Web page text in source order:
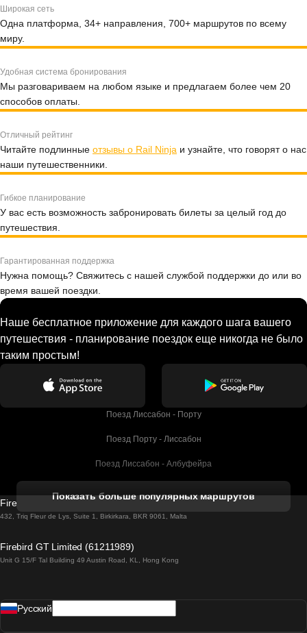
Широкая сеть
Одна платформа, 34+ направления, 700+ маршрутов по всему
миру.
Удобная система бронирования
Мы разговариваем на любом языке и предлагаем более чем 20
способов оплаты.
Отличный рейтинг
Читайте подлинные отзывы о Rail Ninja и узнайте, что говорят о нас
наши путешественники.
Гибкое планирование
У вас есть возможность забронировать билеты за целый год до
путешествия.
Гарантированная поддержка
Нужна помощь? Свяжитесь с нашей службой поддержки до или во
время вашей поездки.
Наше бесплатное приложение для каждого шага вашего
путешествия - планирование поездок еще никогда не было
таким простым!
Поезд Лиссабон - Порту
Поезд Порту - Лиссабон
Поезд Лиссабон - Албуфейра
Поезд Лиссабон - Лагос
Поезд Лиссабон - Мадрид
Показать больше популярных маршрутов
Firebird GT Limited (OC 1451)
432, Triq Fleur de Lys, Suite 1, Birkirkara, BKR 9061, Malta
Firebird GT Limited (61211989)
Unit G 15/F Tal Building 49 Austin Road, KL, Hong Kong
Pусский